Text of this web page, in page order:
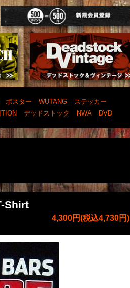
ポスター WUTANG
ステッカー
デッドストック NWA DVD
Shirt
4,300円(税込4,730円)